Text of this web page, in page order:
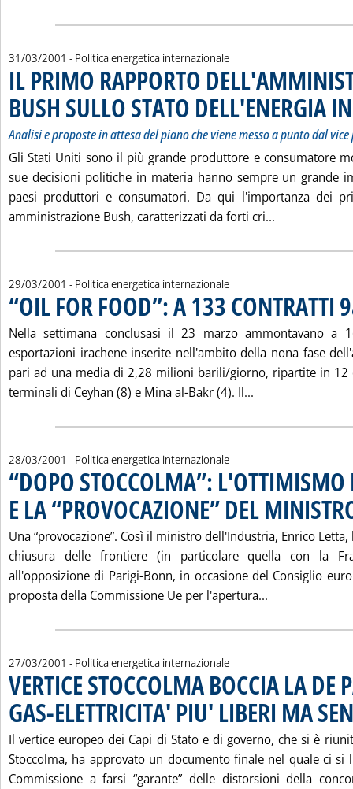
31/03/2001 - Politica energetica internazionale
IL PRIMO RAPPORTO
BUSH SULLO STATO DELL'ENERGIA
Analisi e proposte in attesa del piano che viene messo a punto dal vice
Gli Stati Uniti sono il più grande produttore e consumatore
sue decisioni politiche in materia hanno sempre un grande
paesi produttori e consumatori. Da qui l'importanza dei
amministrazione Bush, caratterizzati da forti cri...
29/03/2001 - Politica energetica internazionale
“OIL FOR FOOD”: A 133 CONTRATTI
Nella settimana conclusasi il 23 marzo ammontavano
esportazioni irachene inserite nell'ambito della nona fase
pari ad una media di 2,28 milioni barili/giorno, ripartite in 12
terminali di Ceyhan (8) e Mina al-Bakr (4). Il...
28/03/2001 - Politica energetica internazionale
“DOPO STOCCOLMA”:
E LA “PROVOCAZIONE” DEL
Una “provocazione”. Così il ministro dell'Industria, Enrico
chiusura delle frontiere (in particolare quella con la
all'opposizione di Parigi-Bonn, in occasione del Consiglio
proposta della Commissione Ue per l'apertura...
27/03/2001 - Politica energetica internazionale
VERTICE STOCCOLMA BOCCIA LA DE
GAS-ELETTRICITA' PIU' LIBERI MA
Il vertice europeo dei Capi di Stato e di governo, che si è
Stoccolma, ha approvato un documento finale nel quale ci si
Commissione a farsi “garante” delle distorsioni della